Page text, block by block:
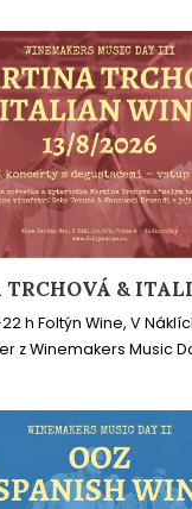
&
22 h Foltýn Wine, V
z Winemakers Music